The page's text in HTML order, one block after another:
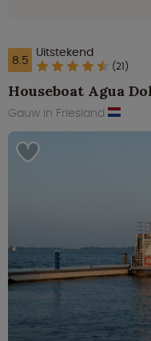
8.5 Uitstekend
(21)
Houseboat Agua
Gauw in Friesland